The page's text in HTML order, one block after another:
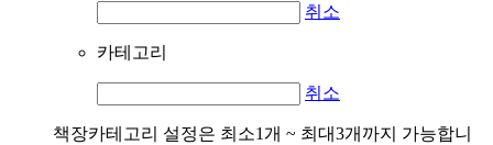
취소
카테고리
취소
책장카테고리 설정은 최소1개 ~ 최대3개까지 가능합니